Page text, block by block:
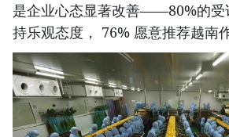
是企业心态显著改善——80%的受
持乐观态度， 76% 愿意推荐越南